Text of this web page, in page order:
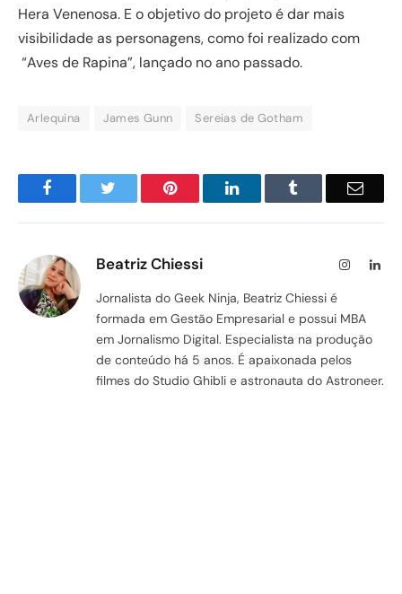
Hera Venenosa. E o objetivo do projeto é dar mais
visibilidade as personagens, como foi realizado com
“Aves de Rapina”, lançado no ano passado.
Arlequina James Gunn Sereias de Gotham
Facebook Pinterest LinkedIn Email
Beatriz Chiessi Instagram
Jornalista do Geek Ninja, Beatriz Chiessi é
formada em Gestão Empresarial e possui MBA
em Jornalismo Digital. Especialista na produção
de conteúdo há 5 anos. É apaixonada pelos
filmes do Studio Ghibli e astronauta do Astroneer.